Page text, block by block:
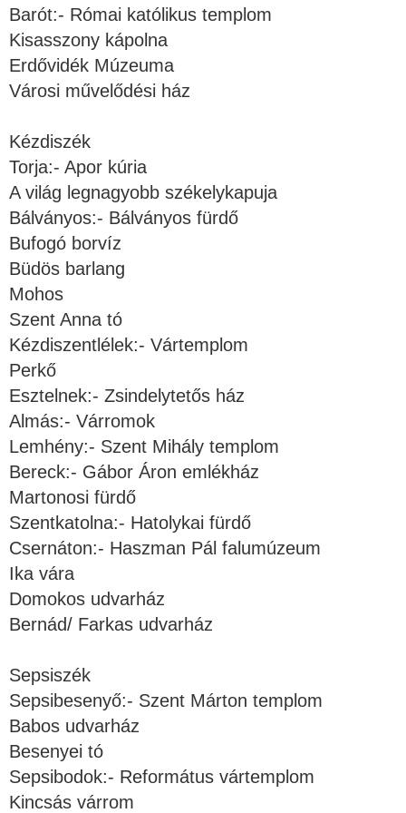
Barót:- Római katólikus templom
Kisasszony kápolna
Erdővidék Múzeuma
Városi művelődési ház
Kézdiszék
Torja:- Apor kúria
A világ legnagyobb székelykapuja
Bálványos:- Bálványos fürdő
Bufogó borvíz
Büdös barlang
Mohos
Szent Anna tó
Kézdiszentlélek:- Vártemplom
Perkő
Esztelnek:- Zsindelytetős ház
Almás:- Várromok
Lemhény:- Szent Mihály templom
Bereck:- Gábor Áron emlékház
Martonosi fürdő
Szentkatolna:- Hatolykai fürdő
Csernáton:- Haszman Pál falumúzeum
Ika vára
Domokos udvarház
Bernád/ Farkas udvarház
Sepsiszék
Sepsibesenyő:- Szent Márton templom
Babos udvarház
Besenyei tó
Sepsibodok:- Református vártemplom
Kincsás várrom